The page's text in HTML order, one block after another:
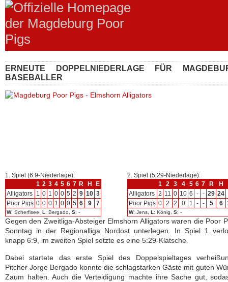
ERNEUTE DOPPELNIEDERLAGE FÜR
BASEBALLER
1. Spiel (6:9-Niederlage):
1 2 3 4 5 6 7 R H
E
Alligators 1 0 1 0 0 5 2 9 10 3
Poor Pigs 0 0 0 1 0 0 5 6 9 7
W: Scherfisee, L : Bergado, S: -
2. Spiel (5:29-Niederlage):
1 2 3 4 5 6 7 R
H
Alligators 2 11 0 10 6 - - 29 24
Poor Pigs 0 2 2 0 1 - - 5 6
W: Jens, L : König, S: -
Gegen den Zweitliga-Absteiger Elmshorn Alligators waren die Poor
Sonntag in der Regionalliga Nordost unterlegen. In Spiel 1
knapp 6:9, im zweiten Spiel setzte es eine 5:29-Klatsche.
Dabei startete das erste Spiel des Doppelspieltages
Pitcher Jorge Bergado konnte die schlagstarken Gäste mit guten
Zaum halten. Auch die Verteidigung machte ihre Sache gut,